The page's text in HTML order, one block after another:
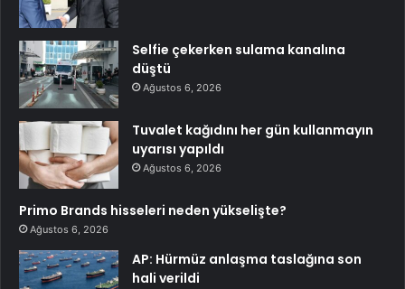
Selfie çekerken sulama kanalına
düştü
Ağustos 6, 2026
Tuvalet kağıdını her gün kullanmayın
uyarısı yapıldı
Ağustos 6, 2026
Primo Brands hisseleri neden yükselişte?
Ağustos 6, 2026
AP: Hürmüz anlaşma taslağına son
hali verildi